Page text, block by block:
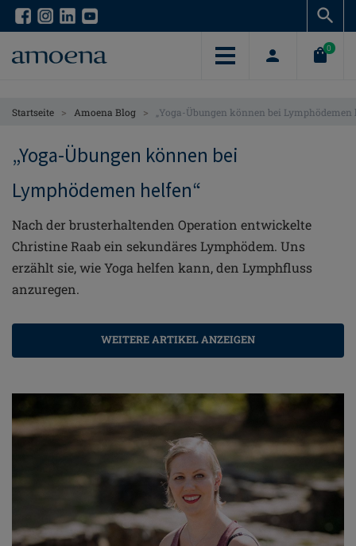
Skip
content
Skip
content
0
Startseite > Amoena Blog > „Yoga-Übungen können bei Lymphödemen
„Yoga-Übungen können bei
Lymphödemen helfen“
Nach der brusterhaltenden Operation entwickelte
Christine Raab ein sekundäres Lymphödem. Uns
erzählt sie, wie Yoga helfen kann, den Lymphfluss
anzuregen.
WEITERE ARTIKEL ANZEIGEN